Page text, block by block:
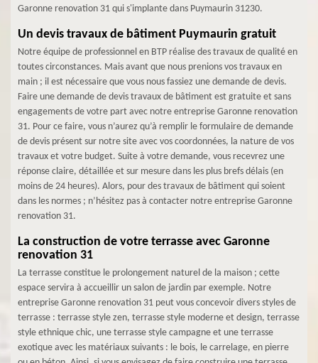
Garonne renovation 31 qui s'implante dans Puymaurin 31230.
Un devis travaux de bâtiment Puymaurin gratuit
Notre équipe de professionnel en BTP réalise des travaux de qualité en
toutes circonstances. Mais avant que nous prenions vos travaux en
main ; il est nécessaire que vous nous fassiez une demande de devis.
Faire une demande de devis travaux de bâtiment est gratuite et sans
engagements de votre part avec notre entreprise Garonne renovation
31. Pour ce faire, vous n’aurez qu’à remplir le formulaire de demande
de devis présent sur notre site avec vos coordonnées, la nature de vos
travaux et votre budget. Suite à votre demande, vous recevrez une
réponse claire, détaillée et sur mesure dans les plus brefs délais (en
moins de 24 heures). Alors, pour des travaux de bâtiment qui soient
dans les normes ; n’hésitez pas à contacter notre entreprise Garonne
renovation 31.
La construction de votre terrasse avec Garonne
renovation 31
La terrasse constitue le prolongement naturel de la maison ; cette
espace servira à accueillir un salon de jardin par exemple. Notre
entreprise Garonne renovation 31 peut vous concevoir divers styles de
terrasse : terrasse style zen, terrasse style moderne et design, terrasse
style ethnique chic, une terrasse style campagne et une terrasse
exotique avec les matériaux suivants : le bois, le carrelage, en pierre